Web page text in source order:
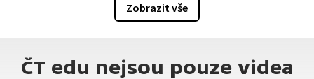
Zobrazit vše
ČT edu nejsou pouze videa